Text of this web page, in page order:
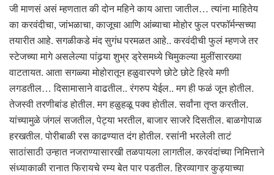
जी माणसं असं म्हणतात की दोन महिने काय आत्ता जातील… त्यांना माहितेय
का करवंदीचा, जांभळाचा, काजूचा आणि आंब्याचा मोहोर फुल परफॉर्मन्सच्या
तयारीत आहे. सगळीकडे मंद सुगंध परमळत आहे.. करवंदीची फुलं म्हणजे तर
स्टेजच्या मागे असलेल्या पांढर्‍या शुभ्र ड्रेसमध्ये चिमुकल्या मुलींसारख्या
वाटतायत. आता सगळ्या मोहोरातून हळुवारपणे छोटे छोटे हिरवे मणी
लगडतील… दिसामासाने वाढतील.. रंगरुप येईल.. मग ही फळं जून होतील.
तेजस्वी तरणीबांड होतील. मग हळुहळू पक्व होतील. सर्वांना तृप्त करतील.
यांच्यामुळे जंगलं सजतील, पेट्या भरतील, बाजार साजरे दिसतील. बाळगोपाळ
हरखतील. पोरीबाळी रस काढण्यात दंग होतील. रसांनी भरलेली ताटं
साठांसाठी उन्हात नजराण्यासारखी तळपायला लागतील. करवंदांच्या निमित्ताने
संध्याकाळी रानात फिरायचे रम्य बेत पार पडतील. हिरव्यागार कुड्याच्या